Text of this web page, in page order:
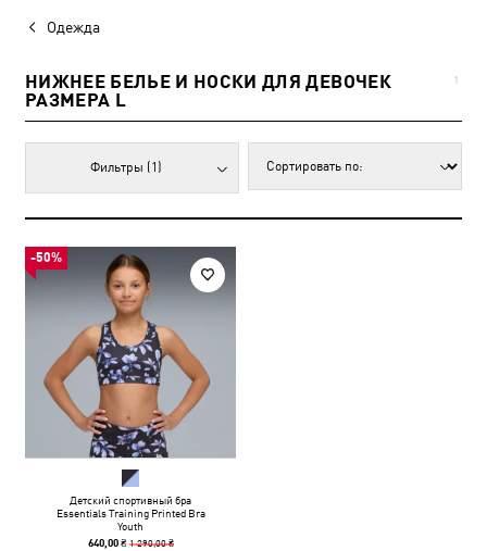
Одежда
НИЖНЕЕ БЕЛЬЕ И НОСКИ ДЛЯ ДЕВОЧЕК
РАЗМЕРА L
1
Фильтры (1)
-50%
Детский спортивный бра
Essentials Training Printed Bra
Youth
640,00 ₴ 1 290,00 ₴